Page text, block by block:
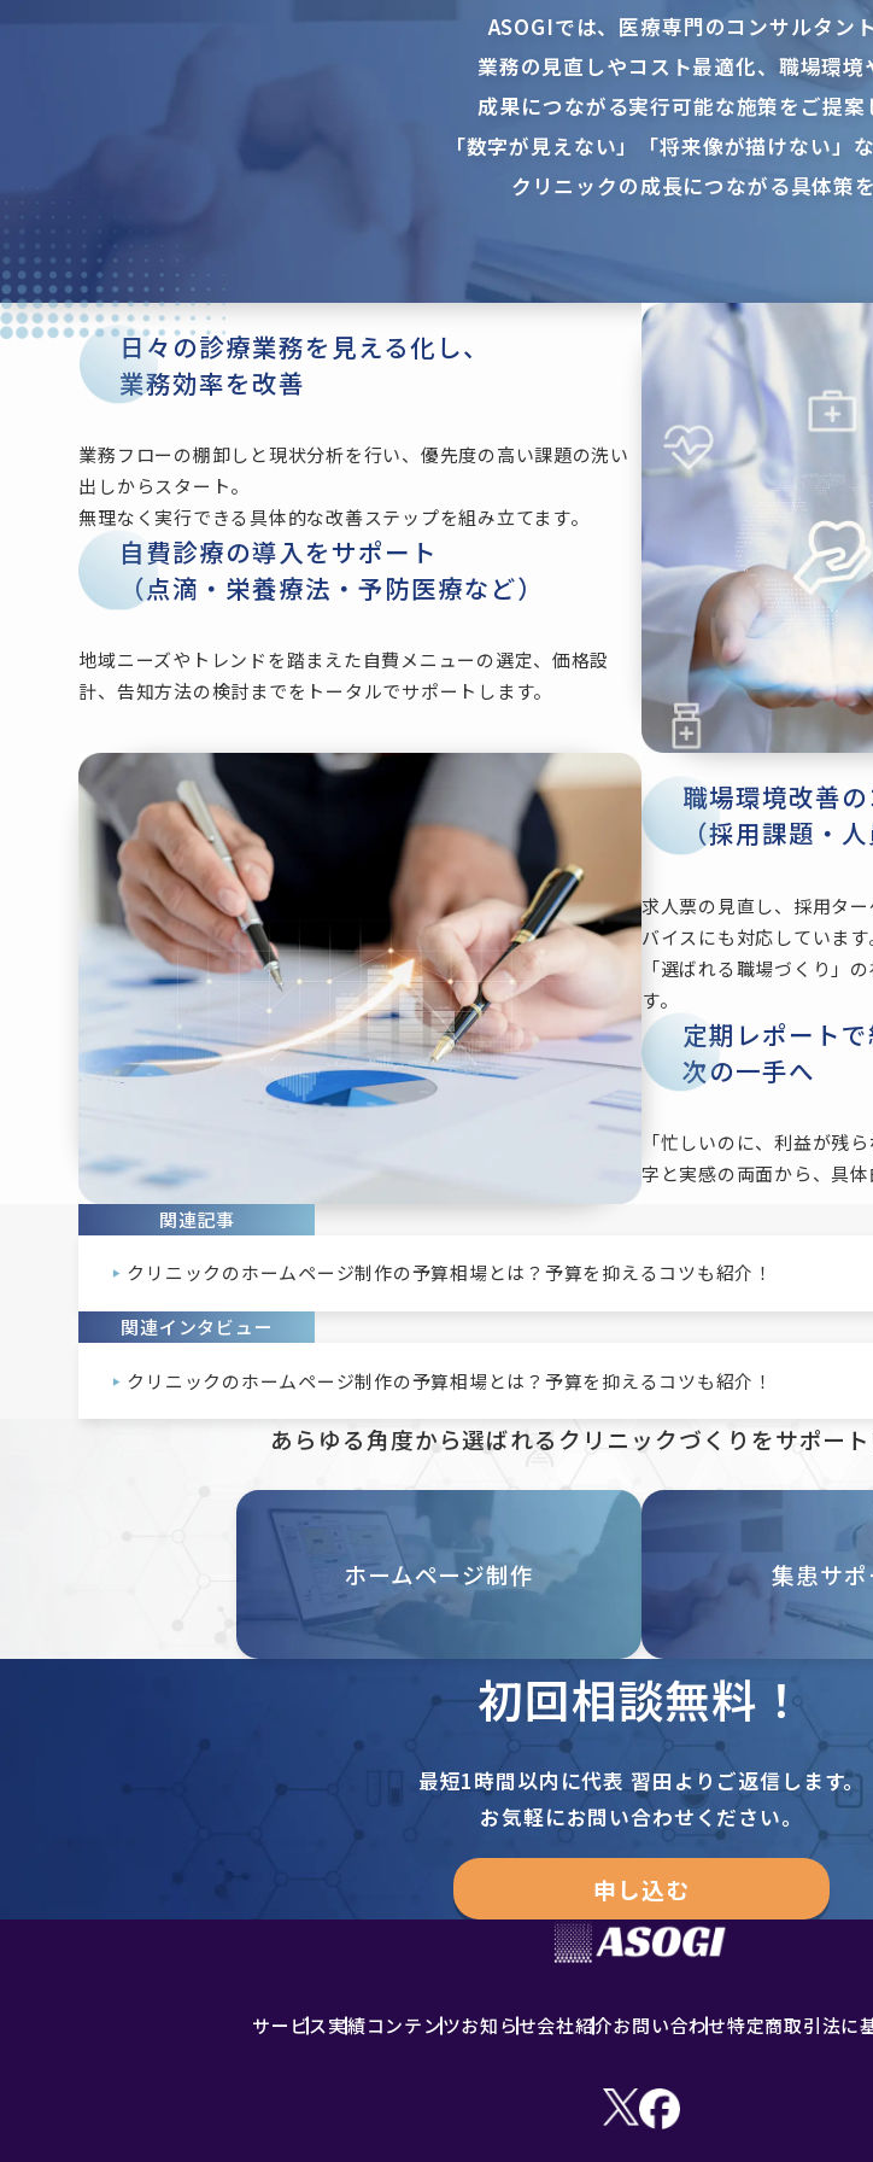
ASOGIでは、医療専門のコンサルタン
業務の見直しやコスト最適化、職場環境
成果につながる実行可能な施策をご提案
「数字が見えない」「将来像が描けない」
クリニックの成長につながる具体策
日々の診療業務を見える化し、
業務効率を改善
業務フローの棚卸しと現状分析を行い、優先度の高い課題の洗い
出しからスタート。
無理なく実行できる具体的な改善ステップを組み立てます。
自費診療の導入をサポート
（点滴・栄養療法・予防医療など）
地域ニーズやトレンドを踏まえた自費メニューの選定、価格設
計、告知方法の検討までをトータルでサポートします。
職場環境改善
（採用課題・
求人票の見直し、採用タ
バイスにも対応しています
「選ばれる職場づくり」
す。
定期レポートで
次の一手へ
「忙しいのに、利益が残
字と実感の両面から、具
関連記事
クリニックのホームページ制作の予算相場とは？予算を抑えるコツも紹介！
関連インタビュー
クリニックのホームページ制作の予算相場とは？予算を抑えるコツも紹介！
あらゆる角度から選ばれるクリニックづくりをサポート
ホームページ制作 集患サポ
初回相談無料！
最短1時間以内に代表 習田よりご返信します。
お気軽にお問い合わせください。
申し込む
サービス実績コンテンツお知らせ会社紹介お問い合わせ特定商取引法に